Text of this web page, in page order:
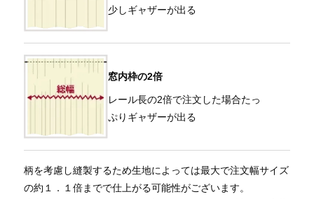
少しギャザーが出る
窓内枠の2倍
レール長の2倍で注文した場合たっ
ぷりギャザーが出る
柄を考慮し縫製するため生地によっては最大で注文幅サイズ
の約１．１倍までで仕上がる可能性がございます。